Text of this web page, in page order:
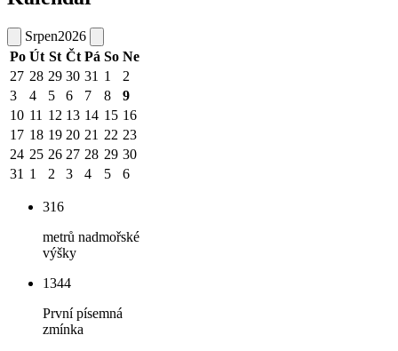
Srpen2026
Po Út St Čt Pá So Ne
27 28 29 30 31 1
2
3
4 5 6 7 8
9
10 11 12 13 14 15 16
17 18 19 20 21 22 23
24 25 26 27 28 29 30
31 1 2 3 4 5 6
316
metrů nadmořské
výšky
1344
První písemná
zmínka